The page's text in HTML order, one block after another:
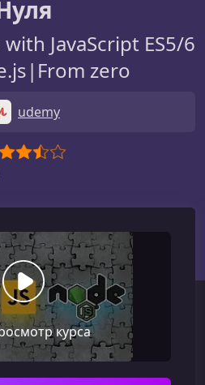
JavaScript ES5/6
zero
udemy
курса